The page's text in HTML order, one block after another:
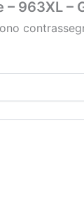
963XL –